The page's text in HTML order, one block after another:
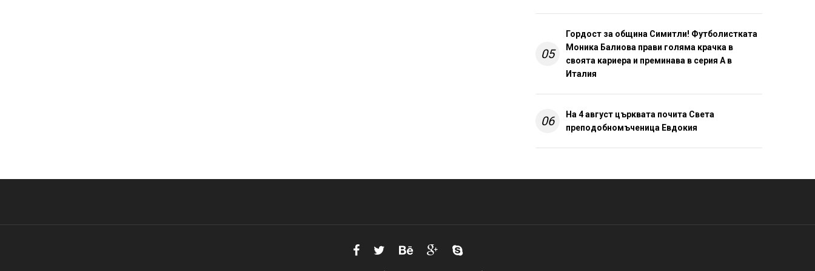
05
Гордост за община Симитли! Футболистката
Моника Балиова прави голяма крачка в
своята кариера и преминава в серия А в
Италия
06
На 4 август църквата почита Света
преподобномъченица Евдокия